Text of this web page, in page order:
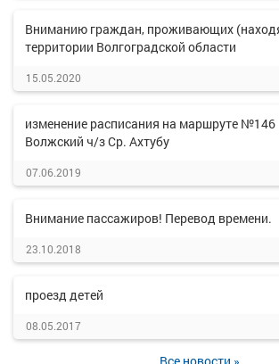
Вниманию граждан, проживающих
территории Волгоградской области
15.05.2020
изменение расписания на маршруте №146
Волжский ч/з Ср. Ахтубу
07.06.2019
Внимание пассажиров! Перевод времени.
23.10.2018
проезд детей
08.05.2017